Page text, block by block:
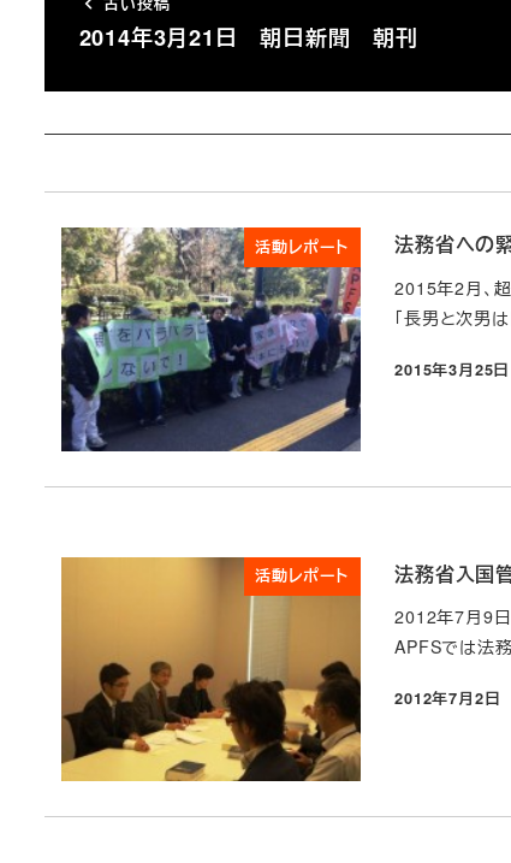
2014年3月21日 朝日新聞 朝刊
活動レポート 法務省への
2015年2月、
「長男と次男
投稿日
2015年3月25日
活動レポート 法務省入国
2012年7月9日
APFSでは法
投稿日
2012年7月2日